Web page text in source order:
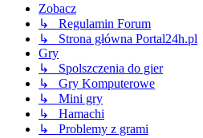
Zobacz
↳ Regulamin Forum
↳ Strona główna Portal24h.pl
Gry
↳ Spolszczenia do gier
↳ Gry Komputerowe
↳ Mini gry
↳ Hamachi
↳ Problemy z grami